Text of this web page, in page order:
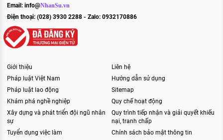
Email: info@NhanSu.vn
Điện thoại: (028) 3930 2288 - Zalo: 0932170886
Giới thiệu
Pháp luật Việt Nam
Pháp luật lao động
Khám phá nghề nghiệp
Xây dựng và phát triển đội ngũ nhân
sự
Tuyển dụng việc làm
Liên hệ
Hướng dẫn sử dụng
Sitemap
Quy chế hoạt động
Quy trình tiếp nhận và giải quyết khiếu
nại, tranh chấp
Chính sách bảo mật thông tin